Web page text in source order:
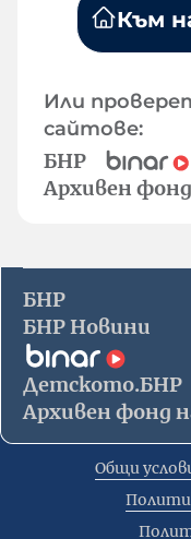
Към
Или
сайтове:
БНР
Архивен
БНР
БНР Новини
Детското.БНР
Архивен фонд
Общи